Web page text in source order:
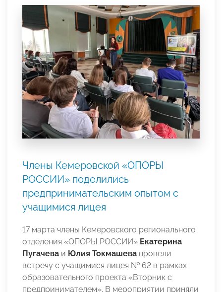
Члены Кемеровской «ОПОРЫ
РОССИИ» поделились
предпринимательским опытом с
учащимися лицея
17 марта члены Кемеровского регионального
отделения «ОПОРЫ РОССИИ» Екатерина
Пугачева и Юлия Токмашева провели
встречу с учащимися лицея № 62 в рамках
образовательного проекта «Вторник с
предпринимателем». В мероприятии приняли